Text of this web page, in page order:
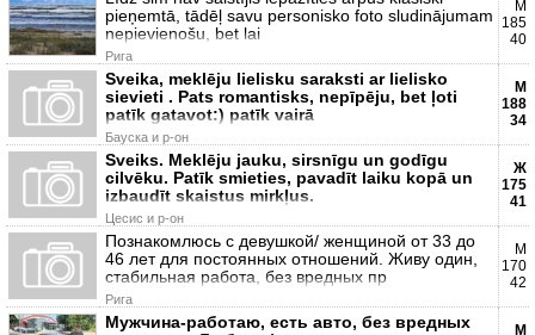
pieņemtā, tādēļ savu personisko foto sludinājumam
nepievienošu, bet lai
Рига
М
185
40
Sveika, meklēju lielisku saraksti ar lielisko
sievieti . Pats romantisks, nepīpēju, bet ļoti
patīk gatavot:) patīk vairā
Бауска и р-он
М
188
34
Sveiks. Meklēju jauku, sirsnīgu un godīgu
cilvēku. Patīk smieties, pavadīt laiku kopā un
izbaudīt skaistus mirkļus.
Цесис и р-он
Ж
175
41
Познакомлюсь с девушкой/ женщиной от 33 до
46 лет для постоянных отношений. Живу один,
стабильная работа, без вредных пр
Рига
М
170
42
Мужчина-работаю, есть авто, без вредных
М